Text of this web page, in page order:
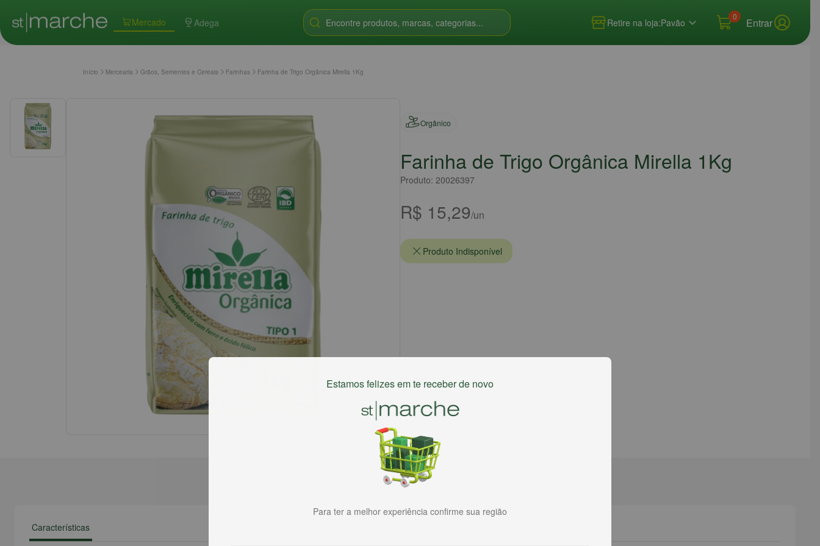
Mercado Adega Encontre produtos, marcas, categorias... Retire na loja:Pavão
0 Entrar
Início Mercearia Grãos, Sementes e Cereais Farinhas Farinha de Trigo Orgânica Mirella 1Kg
Orgânico
Farinha de Trigo Orgânica Mirella 1Kg
Produto: 20026397
R$ 15,29/un
Produto Indisponível
Características
Estamos felizes em te receber de novo
Para ter a melhor experiência confirme sua região